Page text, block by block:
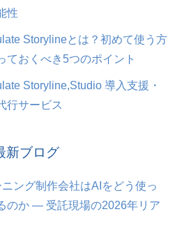
性
Storylineとは？初めて使う方
ておくべき5つのポイント
Storyline,Studio 導入支援・
行サービス
新ブログ
ング制作会社はAIをどう使っ
のか — 受託現場の2026年リア